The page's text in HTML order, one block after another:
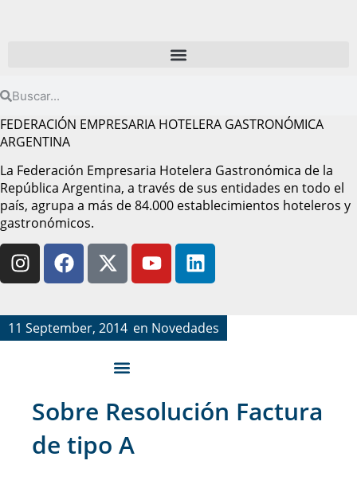
FEDERACIÓN EMPRESARIA HOTELERA GASTRONÓMICA
ARGENTINA
La Federación Empresaria Hotelera Gastronómica de la
República Argentina, a través de sus entidades en todo el
país, agrupa a más de 84.000 establecimientos hoteleros y
gastronómicos.
11 September, 2014 en Novedades
Sobre Resolución Factura
de tipo A